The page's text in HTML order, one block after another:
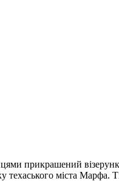
прикрашений
міста Марфа.